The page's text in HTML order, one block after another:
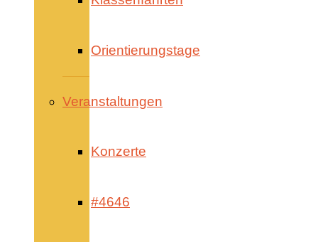
Orientierungstage
Veranstaltungen
Konzerte
#4646